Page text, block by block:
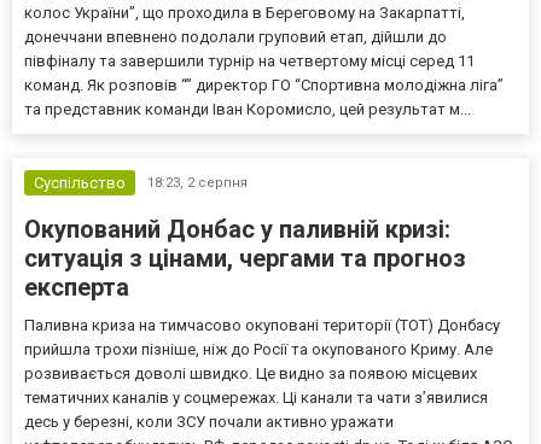
колос України”, що проходила в Береговому на Закарпатті,
донеччани впевнено подолали груповий етап, дійшли до
півфіналу та завершили турнір на четвертому місці серед 11
команд. Як розповів “” директор ГО “Спортивна молодіжна ліга”
та представник команди Іван Коромисло, цей результат м...
Суспільство 18:23, 2 серпня
Окупований Донбас у паливній кризі:
ситуація з цінами, чергами та прогноз
експерта
Паливна криза на тимчасово окуповані території (ТОТ) Донбасу
прийшла трохи пізніше, ніж до Росії та окупованого Криму. Але
розвивається доволі швидко. Це видно за появою місцевих
тематичних каналів у соцмережах. Ці канали та чати з’явилися
десь у березні, коли ЗСУ почали активно уражати